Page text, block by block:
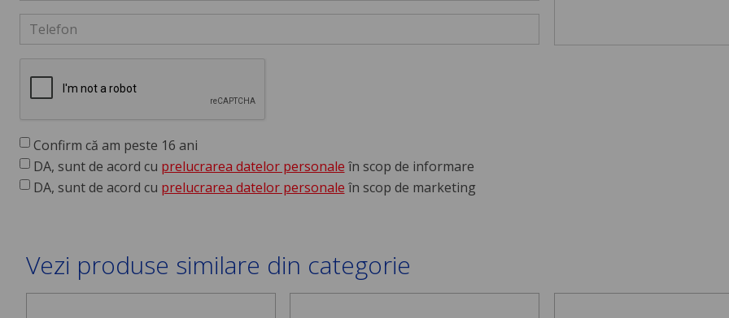
Confirm că am peste 16 ani
DA, sunt de acord cu prelucrarea datelor personale în scop de informare
DA, sunt de acord cu prelucrarea datelor personale în scop de marketing
Vezi produse similare din categorie